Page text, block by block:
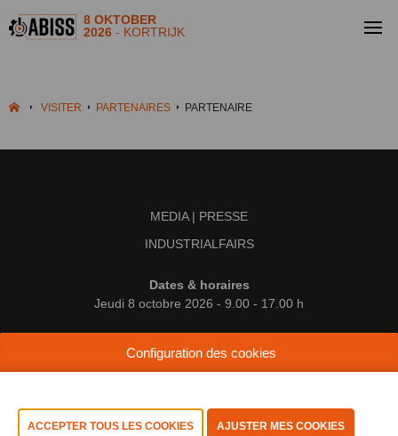
8 OKTOBER
2026- KORTRIJK
VISITER PARTENAIRES PARTENAIRE
MEDIA | PRESSE
INDUSTRIALFAIRS
Dates & horaires
Jeudi 8 octobre 2026 - 9.00 - 17.00 h
Kortrijk Xpo
Configuration des cookies